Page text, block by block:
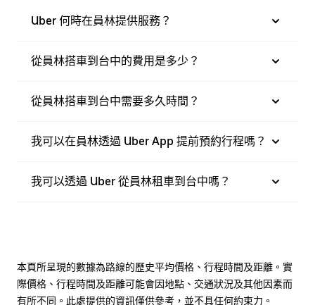
Uber 何時在員林提供服務？
從員林搭車到台中的費用是多少？
從員林搭車到台中需要多久時間？
我可以在員林透過 Uber App 提前預約行程嗎？
我可以透過 Uber 從員林租車到台中嗎？
本頁所呈現的數據為路線的歷史平均價格、行程時間及距離。實
際價格、行程時間及距離可能會因地點、交通狀況及其他因素而
有所不同。此處提供的資訊僅供參考，並不具任何約束力。